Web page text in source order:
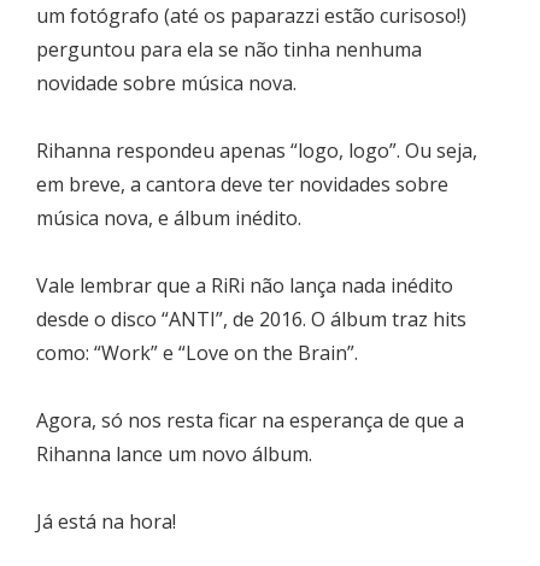
um fotógrafo (até os paparazzi estão curisoso!)
perguntou para ela se não tinha nenhuma
novidade sobre música nova.
Rihanna respondeu apenas “logo, logo”. Ou seja,
em breve, a cantora deve ter novidades sobre
música nova, e álbum inédito.
Vale lembrar que a RiRi não lança nada inédito
desde o disco “ANTI”, de 2016. O álbum traz hits
como: “Work” e “Love on the Brain”.
Agora, só nos resta ficar na esperança de que a
Rihanna lance um novo álbum.
Já está na hora!